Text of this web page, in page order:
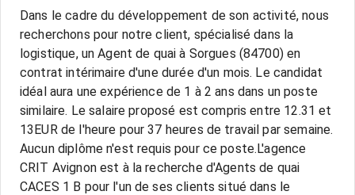
Dans le cadre du développement de son activité, nous
recherchons pour notre client, spécialisé dans la
logistique, un Agent de quai à Sorgues (84700) en
contrat intérimaire d'une durée d'un mois. Le candidat
idéal aura une expérience de 1 à 2 ans dans un poste
similaire. Le salaire proposé est compris entre 12.31 et
13EUR de l'heure pour 37 heures de travail par semaine.
Aucun diplôme n'est requis pour ce poste.L'agence
CRIT Avignon est à la recherche d'Agents de quai
CACES 1 B pour l'un de ses clients situé dans le